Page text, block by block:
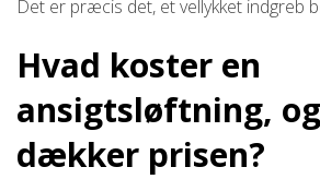
Det er præcis det, et vellykket indgreb
Hvad koster en
ansigtsløftning,
dækker prisen?